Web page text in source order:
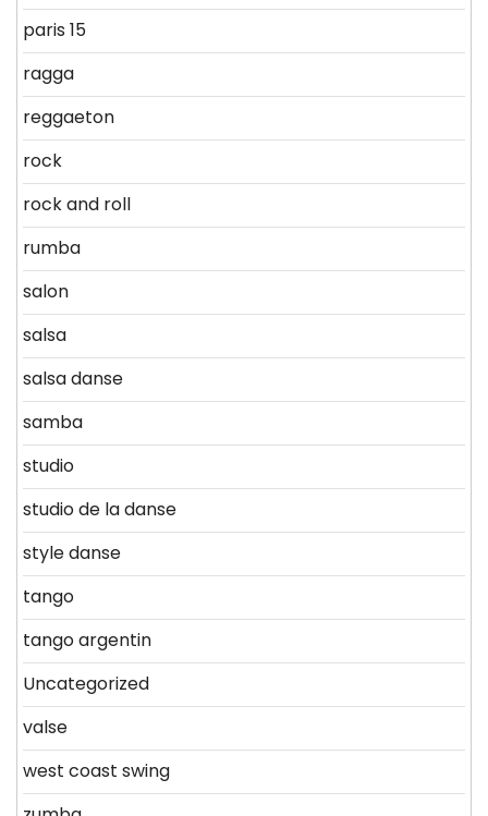
paris 15
ragga
reggaeton
rock
rock and roll
rumba
salon
salsa
salsa danse
samba
studio
studio de la danse
style danse
tango
tango argentin
Uncategorized
valse
west coast swing